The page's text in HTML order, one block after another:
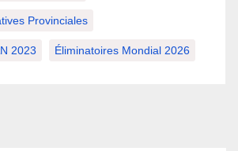
Provinciales
2023 Éliminatoires Mondial 2026